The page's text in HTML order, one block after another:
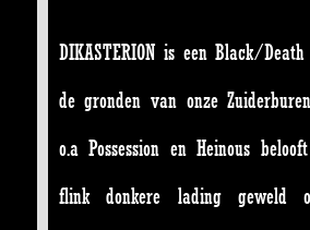
DIKASTERION is een Black/
de gronden van onze
o.a Possession en Heinous
flink donkere lading geweld